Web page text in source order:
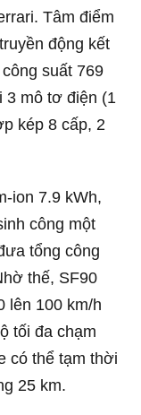
Tâm điểm
động kết
suất 769
3 mô tơ điện (1
kép 8 cấp, 2
ion 7.9 kWh,
công một
tổng công
thế, SF90
lên 100 km/h
tối đa chạm
có thể tạm thời
25 km.